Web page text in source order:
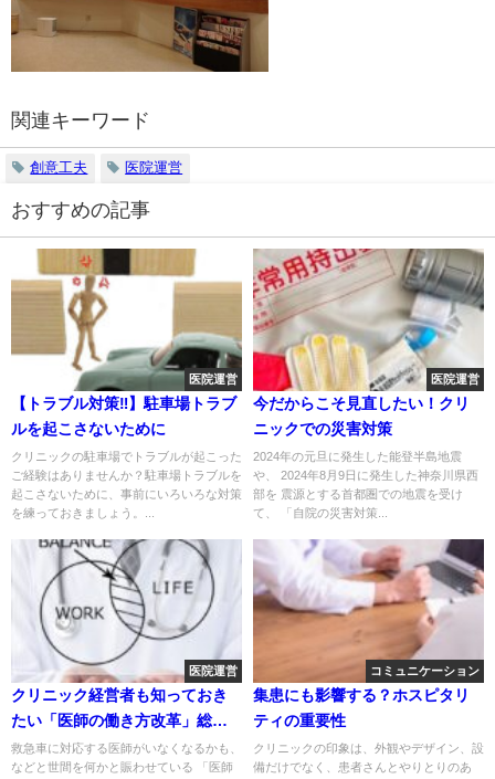
関連キーワード
創意工夫 医院運営
おすすめの記事
医院運営
【トラブル対策‼】駐車場トラブ
ルを起こさないために
クリニックの駐車場でトラブルが起こった
ご経験はありませんか？駐車場トラブルを
起こさないために、事前にいろいろな対策
を練っておきましょう。...
医院運営
今だからこそ見直したい！クリ
ニックでの災害対策
2024年の元旦に発生した能登半島地震
や、 2024年8月9日に発生した神奈川県西
部を 震源とする首都圏での地震を受け
て、 「自院の災害対策...
医院運営
クリニック経営者も知っておき
たい「医師の働き方改革」総ま
とめ
救急車に対応する医師がいなくなるかも、
などと世間を何かと賑わせている 「医師
コミュニケーション
集患にも影響する？ホスピタリ
ティの重要性
クリニックの印象は、外観やデザイン、設
備だけでなく、患者さんとやりとりのあ